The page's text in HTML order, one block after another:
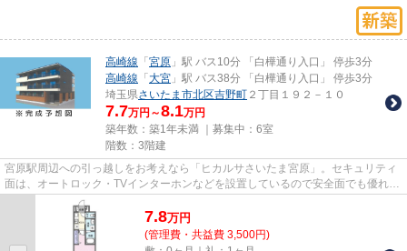
高崎線 「 宮原 」駅 バス10分 「白樺通り入口」 停歩3分
高崎線 「 大宮 」駅 バス38分 「白樺通り入口」 停歩3分
埼玉県さいたま市北区吉野町 ２丁目１９２－１０
7.7万円～8.1万円
築年数：築1年未満 ｜募集中： 6室
階数：3階建
宮原駅周辺への引っ越しをお考えなら「ヒカルサさいたま宮原」。セキュリティ
面は、オートロック・TVインターホンなどを設置しているので安全面でも優れて
おります。バルコニー付きの...
7.8万円
(管理費・共益費 3,500円)